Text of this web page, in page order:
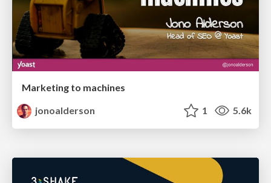
Marketing to machines
jonoalderson
1 5.6k